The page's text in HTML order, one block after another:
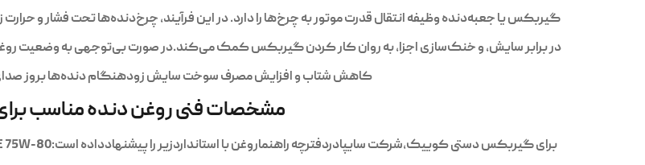
گیربکس یا جعبه‌دنده وظیفه انتقال قدرت موتور به چرخ‌ها را دارد. در این فرآیند، چرخ‌دنده‌ها تحت فشار و حرارت
در برابر سایش، و خنک‌سازی اجزا، به روان کار کردن گیربکس کمک می‌کند.در صورت بی‌توجهی به وضعیت
کاهش شتاب و افزایش مصرف سوخت سایش زودهنگام دنده‌ها بروز
مشخصات فنی روغن دنده مناسب
برای گیربکس دستی کوییک،شرکت سایپادردفترچه راهنماروغن با استانداردزیر را پیشنهادداده است:SAE 75W-80 یا 75W-90استانداردGL-4پایه نیمه‌سنتتیک یا سنتتیک این گرید